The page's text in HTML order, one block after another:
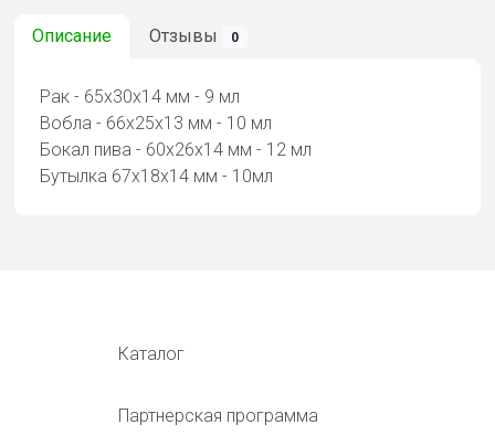
Описание Отзывы 0
Рак - 65х30х14 мм - 9 мл
Вобла - 66х25х13 мм - 10 мл
Бокал пива - 60х26х14 мм - 12 мл
Бутылка 67х18х14 мм - 10мл
Каталог
Партнерская программа